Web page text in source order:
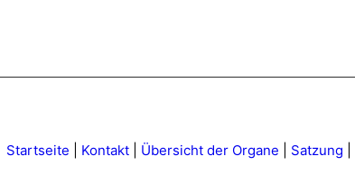
Startseite Kontakt| Übersicht der Organe Satzung